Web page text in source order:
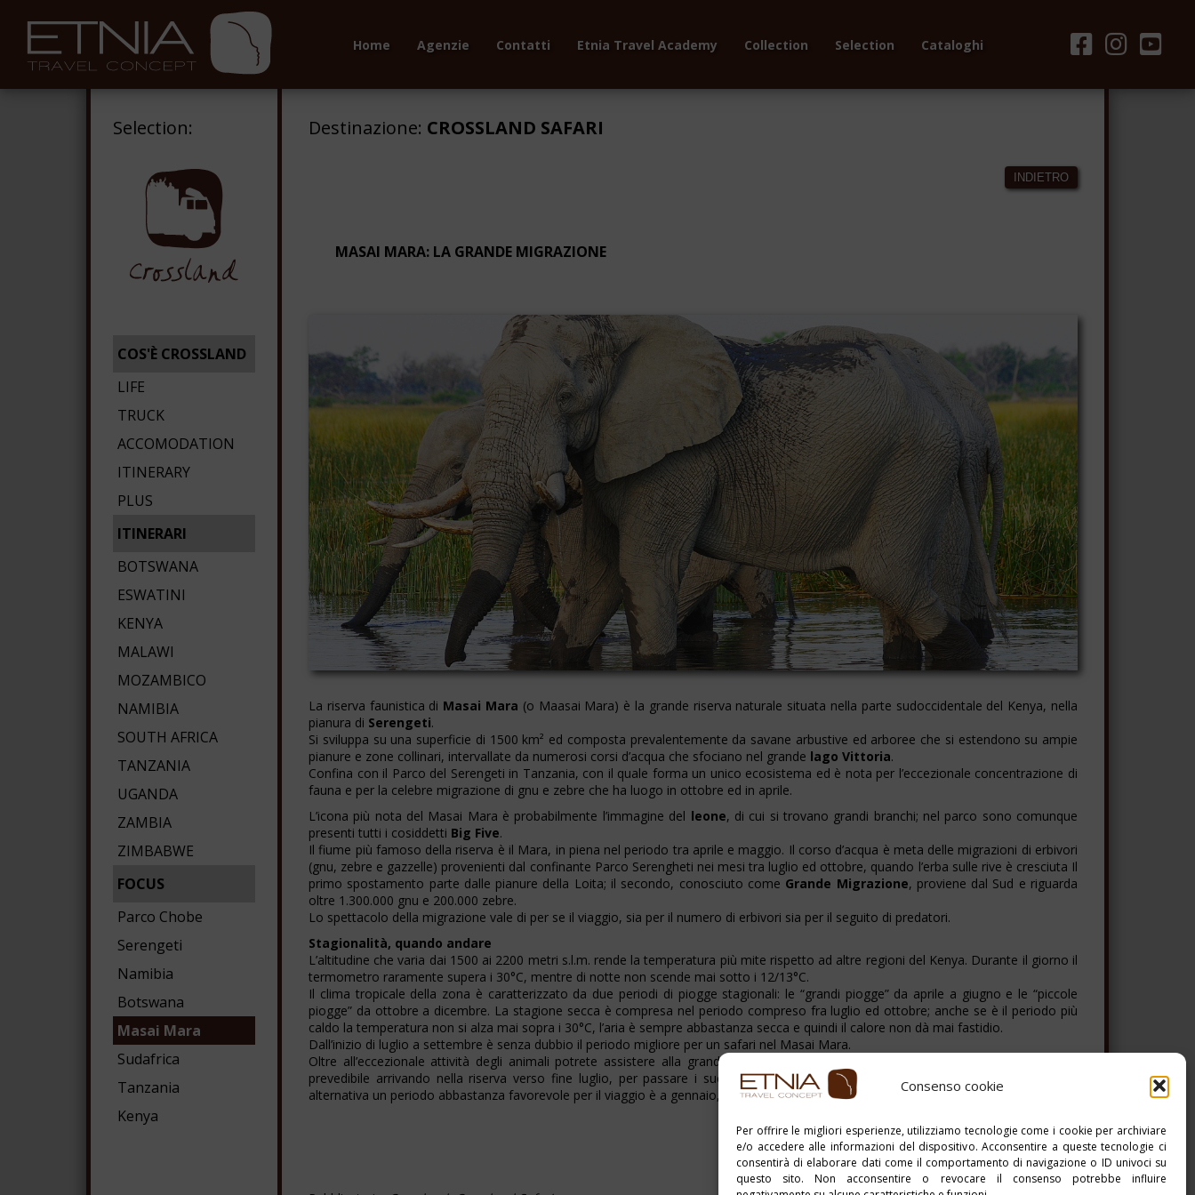
Consenso cookie
Per offrire le migliori esperienze, utilizziamo tecnologie come i cookie per archiviare
e/o accedere alle informazioni del dispositivo. Acconsentire a queste tecnologie ci
consentirà di elaborare dati come il comportamento di navigazione o ID univoci su
questo sito. Non acconsentire o revocare il consenso potrebbe influire
Home Agenzie Contatti Etnia Travel Academy Collection Selection Cataloghi
Selection:
COS'È CROSSLAND
LIFE
TRUCK
ACCOMODATION
ITINERARY
PLUS
ITINERARI
BOTSWANA
ESWATINI
KENYA
MALAWI
MOZAMBICO
NAMIBIA
SOUTH AFRICA
TANZANIA
UGANDA
ZAMBIA
ZIMBABWE
FOCUS
Parco Chobe
Serengeti
Namibia
Botswana
Masai Mara
Sudafrica
Tanzania
Kenya
Destinazione: CROSSLAND SAFARI
INDIETRO
MASAI MARA: LA GRANDE MIGRAZIONE
La riserva faunistica di Masai Mara (o Maasai Mara) è la grande riserva naturale situata nella parte sudoccidentale del Kenya, nella
pianura di Serengeti.
Si sviluppa su una superficie di 1500 km² ed composta prevalentemente da savane arbustive ed arboree che si estendono su ampie
pianure e zone collinari, intervallate da numerosi corsi d’acqua che sfociano nel grande lago Vittoria.
Confina con il Parco del Serengeti in Tanzania, con il quale forma un unico ecosistema ed è nota per l’eccezionale concentrazione di
fauna e per la celebre migrazione di gnu e zebre che ha luogo in ottobre ed in aprile.
L’icona più nota del Masai Mara è probabilmente l’immagine del leone, di cui si trovano grandi branchi; nel parco sono comunque
presenti tutti i cosiddetti Big Five.
Il fiume più famoso della riserva è il Mara, in piena nel periodo tra aprile e maggio. Il corso d’acqua è meta delle migrazioni di erbivori
(gnu, zebre e gazzelle) provenienti dal confinante Parco Serengheti nei mesi tra luglio ed ottobre, quando l’erba sulle rive è cresciuta Il
primo spostamento parte dalle pianure della Loita; il secondo, conosciuto come Grande Migrazione, proviene dal Sud e riguarda
oltre 1.300.000 gnu e 200.000 zebre.
Lo spettacolo della migrazione vale di per se il viaggio, sia per il numero di erbivori sia per il seguito di predatori.
Stagionalità, quando andare
L’altitudine che varia dai 1500 ai 2200 metri s.l.m. rende la temperatura più mite rispetto ad altre regioni del Kenya. Durante il giorno il
termometro raramente supera i 30°C, mentre di notte non scende mai sotto i 12/13°C.
Il clima tropicale della zona è caratterizzato da due periodi di piogge stagionali: le “grandi piogge” da aprile a giugno e le “piccole
piogge” da ottobre a dicembre. La stagione secca è compresa nel periodo compreso fra luglio ed ottobre; anche se è il periodo più
caldo la temperatura non si alza mai sopra i 30°C, l’aria è sempre abbastanza secca e quindi il calore non dà mai fastidio.
Dall’inizio di luglio a settembre è senza dubbio il periodo migliore per un safari nel Masai Mara.
Oltre all’eccezionale attività degli animali potrete assistere alla grande migrazione degli gnu, che segue un percorso abbastanza
prevedibile arrivando nella riserva verso fine luglio, per passare i successivi due mesi negli altopiani a ovest del fiume Mara. In
alternativa un periodo abbastanza favorevole per il viaggio è a gennaio, subito dopo la seconda stagione umida.
Stampa PDF